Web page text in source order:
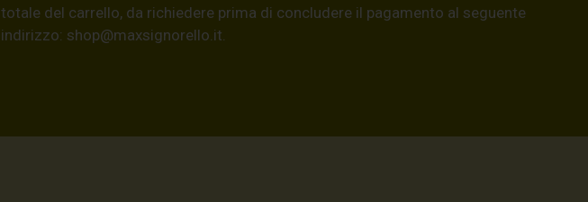
totale del carrello, da richiedere prima di concludere il pagamento al seguente
indirizzo: shop@maxsignorello.it